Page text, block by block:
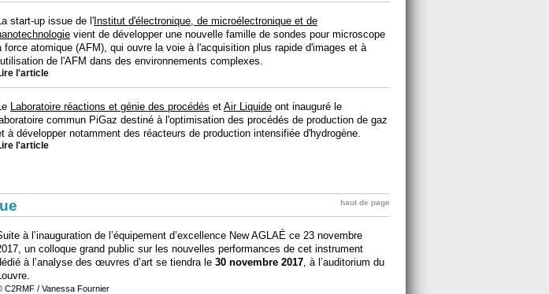
start-up issue de l' Institut d'électronique, de microélectronique et de
vient de développer une nouvelle famille de sondes pour microscope
force atomique (AFM), qui ouvre la voie à l'acquisition plus rapide d'images et à
de l'AFM dans des environnements complexes.
l'article
Laboratoire réactions et génie des procédés et Air Liquide ont inauguré le
commun PiGaz destiné à l'optimisation des procédés de production de gaz
à développer notamment des réacteurs de production intensifiée d'hydrogène.
l'article
haut de page
à l’inauguration de l’équipement d’excellence New AGLAÉ ce 23 novembre
un colloque grand public sur les nouvelles performances de cet instrument
à l’analyse des œuvres d’art se tiendra le 30 novembre 2017, à l’auditorium du
C2RMF / Vanessa Fournier